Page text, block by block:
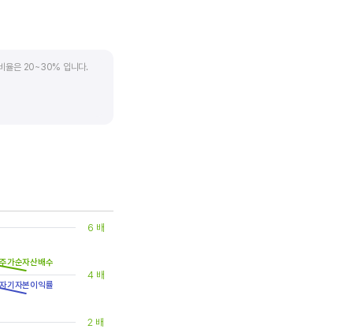
비율은 20~30% 입니다.
2 배
4 배
6 배
자기자본이익률
주가순자산배수